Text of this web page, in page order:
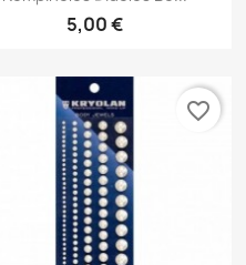
5,00 €
favorite_border